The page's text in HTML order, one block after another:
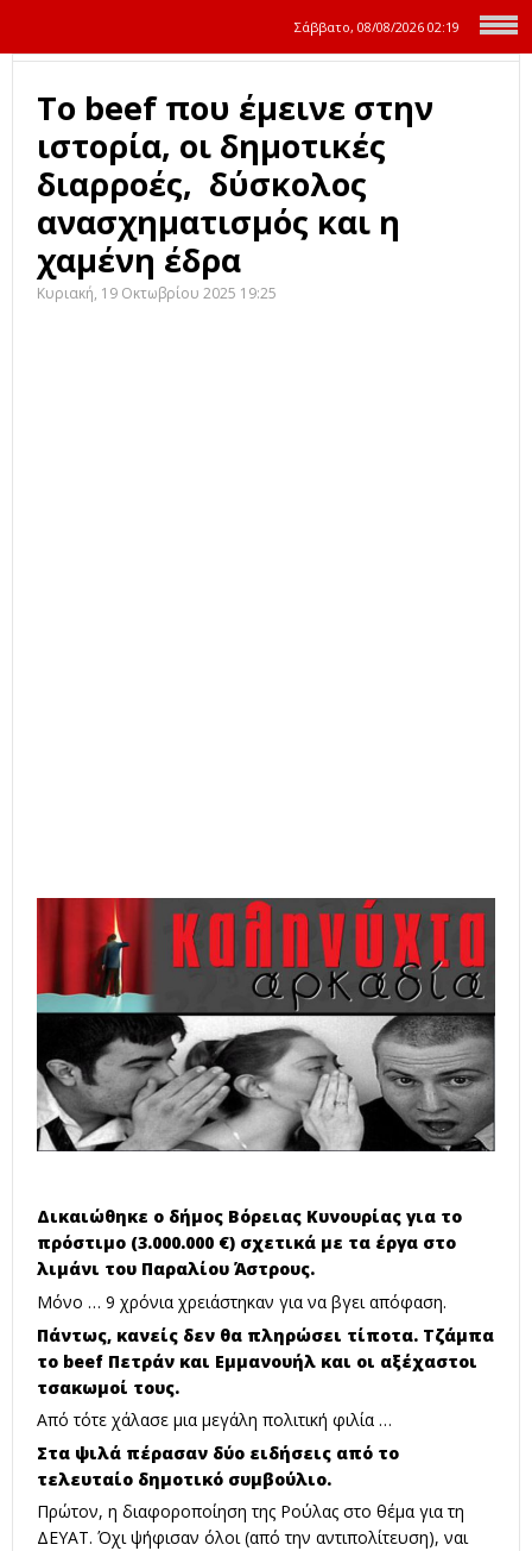
Σάββατο, 08/08/2026 02:19
Το beef που έμεινε στην
ιστορία, οι δημοτικές
διαρροές, δύσκολος
ανασχηματισμός και η
χαμένη έδρα
Κυριακή, 19 Οκτωβρίου 2025 19:25
Δικαιώθηκε ο δήμος Βόρειας Κυνουρίας για το
πρόστιμο (3.000.000 €) σχετικά με τα έργα στο
λιμάνι του Παραλίου Άστρους.
Μόνο … 9 χρόνια χρειάστηκαν για να βγει απόφαση.
Πάντως, κανείς δεν θα πληρώσει τίποτα. Τζάμπα
το beef Πετράν και Εμμανουήλ και οι αξέχαστοι
τσακωμοί τους.
Από τότε χάλασε μια μεγάλη πολιτική φιλία …
Στα ψιλά πέρασαν δύο ειδήσεις από το
τελευταίο δημοτικό συμβούλιο.
Πρώτον, η διαφοροποίηση της Ρούλας στο θέμα για τη
ΔΕΥΑΤ. Όχι ψήφισαν όλοι (από την αντιπολίτευση), ναι